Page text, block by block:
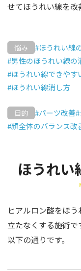
せてほうれい線を改
悩み
#ほうれい線
#男性のほうれい線の
#ほうれい線できやす
#ほうれい線消し方
目的 #パーツ改善
#顔全体のバランス改
ほうれい
ヒアルロン酸をほ
立たなくする施術
以下の通りです。